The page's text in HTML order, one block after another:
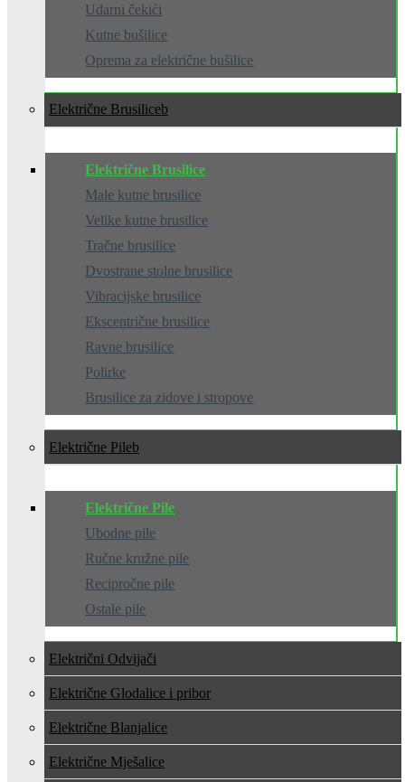
Udarni čekići
Kutne bušilice
Oprema za električne bušilice
Električne Brusilice
Električne Brusilice
Male kutne brusilice
Velike kutne brusilice
Tračne brusilice
Dvostrane stolne brusilice
Vibracijske brusilice
Ekscentrične brusilice
Ravne brusilice
Polirke
Brusilice za zidove i stropove
Električne Pile
Električne Pile
Ubodne pile
Ručne kružne pile
Recipročne pile
Ostale pile
Električni Odvijači
Električne Glodalice i pribor
Električne Blanjalice
Električne Mješalice